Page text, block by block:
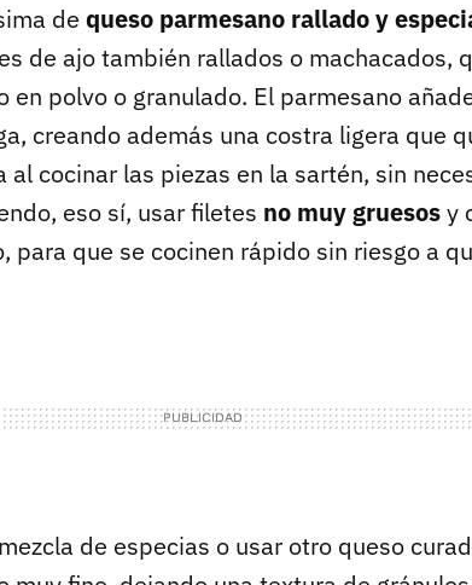
de queso parmesano rallado y
de ajo también rallados o machacados,
en polvo o granulado. El parmesano
creando además una costra ligera que
cocinar las piezas en la sartén, sin
eso sí, usar filetes no muy gruesosy
para que se cocinen rápido sin riesgo a
de especias o usar otro queso